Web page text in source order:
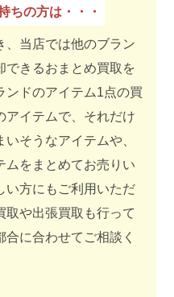
ちの方は・・・
、当店では他のブラン
できるおまとめ買取を
ンドのアイテム1点の買
アイテムで、それだけ
そうなアイテムや、
ムをまとめてお売りい
い方にもご利用いただ
取や出張買取も行って
に合わせてご相談く